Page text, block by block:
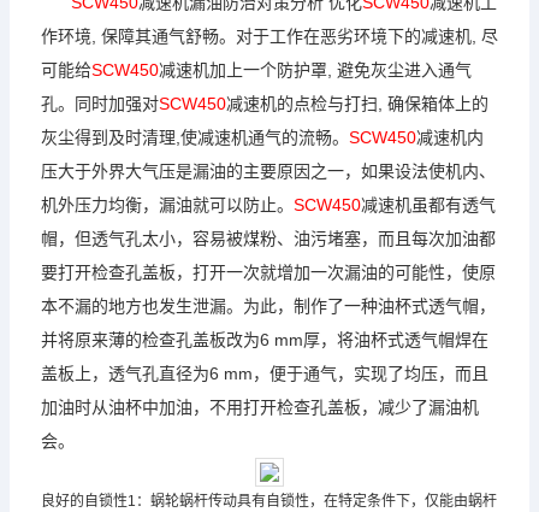
作环境, 保障其通气舒畅。对于工作在恶劣环境下的减速机 , 尽
可能给SCW450减速机加上一个防护罩, 避免灰尘进入通气
孔。同时加强对SCW450减速机的点检与打扫, 确保箱体上的
灰尘得到及时清理,使减速机通气的流畅。 SCW450减速机内
压大于外界大气压是漏油的主要原因之一，如果设法使机内、
机外压力均衡，漏油就可以防止。 SCW450减速机虽都有透气
帽，但透气孔太小，容易被煤粉、油污堵塞，而且每次加油都
要打开检查孔盖板，打开一次就增加一次漏油的可能性，使原
本不漏的地方也发生泄漏。为此，制作了一种油杯式透气帽，
并将原来薄的检查孔盖板改为6 mm厚，将油杯式透气帽焊在
盖板上，透气孔直径为6 mm，便于通气，实现了均压，而且
加油时从油杯中加油，不用打开检查孔盖板，减少了漏油机
会。
良好的自锁性1： 蜗轮蜗杆传动具有自锁性，在特定条件下，仅能由蜗杆